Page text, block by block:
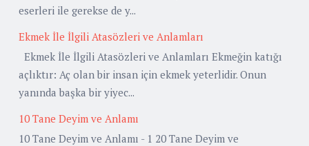
eserleri ile gerekse de y...
Ekmek İle İlgili Atasözleri ve Anlamları
Ekmek İle İlgili Atasözleri ve Anlamları Ekmeğin katığı
açlıktır: Aç olan bir insan için ekmek yeterlidir. Onun
yanında başka bir yiyec...
10 Tane Deyim ve Anlamı
10 Tane Deyim ve Anlamı - 1 20 Tane Deyim ve